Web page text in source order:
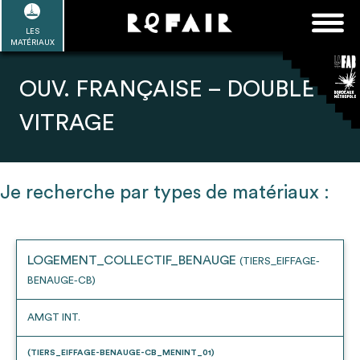
Passer
contenu
LES
MATÉRIAUX
EN SAVOIR PLUS
FAQ
Rechercher :
Refair mode d'emploi
2
Une fois connnecté, Télécharger les
OUV. FRANÇAISE – DOUBLE
VITRAGE
Je recherche par types de matériaux :
LOGEMENT_COLLECTIF_BENAUGE (TIERS_EIFFAGE-
BENAUGE-CB)
AMGT INT.
(TIERS_EIFFAGE-BENAUGE-CB_MENINT_01)